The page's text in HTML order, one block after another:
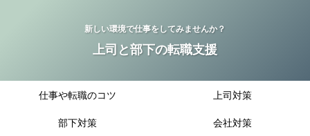
新しい環境で仕事をしてみませんか？
上司と部下の転職支援
仕事や転職のコツ
上司対策
部下対策
会社対策